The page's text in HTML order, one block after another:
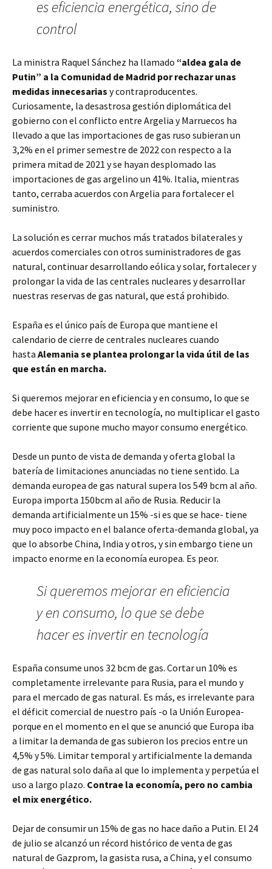
es eficiencia energética, sino de
control
La ministra Raquel Sánchez ha llamado “aldea gala de
Putin” a la Comunidad de Madrid por rechazar unas
medidas innecesarias y contraproducentes.
Curiosamente, la desastrosa gestión diplomática del
gobierno con el conflicto entre Argelia y Marruecos ha
llevado a que las importaciones de gas ruso subieran un
3,2% en el primer semestre de 2022 con respecto a la
primera mitad de 2021 y se hayan desplomado las
importaciones de gas argelino un 41%. Italia, mientras
tanto, cerraba acuerdos con Argelia para fortalecer el
suministro.
La solución es cerrar muchos más tratados bilaterales y
acuerdos comerciales con otros suministradores de gas
natural, continuar desarrollando eólica y solar, fortalecer y
prolongar la vida de las centrales nucleares y desarrollar
nuestras reservas de gas natural, que está prohibido.
España es el único país de Europa que mantiene el
calendario de cierre de centrales nucleares cuando
hasta Alemania se plantea prolongar la vida útil de las
que están en marcha.
Si queremos mejorar en eficiencia y en consumo, lo que se
debe hacer es invertir en tecnología, no multiplicar el gasto
corriente que supone mucho mayor consumo energético.
Desde un punto de vista de demanda y oferta global la
batería de limitaciones anunciadas no tiene sentido. La
demanda europea de gas natural supera los 549 bcm al año.
Europa importa 150bcm al año de Rusia. Reducir la
demanda artificialmente un 15% -si es que se hace- tiene
muy poco impacto en el balance oferta-demanda global, ya
que lo absorbe China, India y otros, y sin embargo tiene un
impacto enorme en la economía europea. Es peor.
Si queremos mejorar en eficiencia
y en consumo, lo que se debe
hacer es invertir en tecnología
España consume unos 32 bcm de gas. Cortar un 10% es
completamente irrelevante para Rusia, para el mundo y
para el mercado de gas natural. Es más, es irrelevante para
el déficit comercial de nuestro país -o la Unión Europea-
porque en el momento en el que se anunció que Europa iba
a limitar la demanda de gas subieron los precios entre un
4,5% y 5%. Limitar temporal y artificialmente la demanda
de gas natural solo daña al que lo implementa y perpetúa el
uso a largo plazo. Contrae la economía, pero no cambia
el mix energético.
Dejar de consumir un 15% de gas no hace daño a Putin. El 24
de julio se alcanzó un récord histórico de venta de gas
natural de Gazprom, la gasista rusa, a China, y el consumo